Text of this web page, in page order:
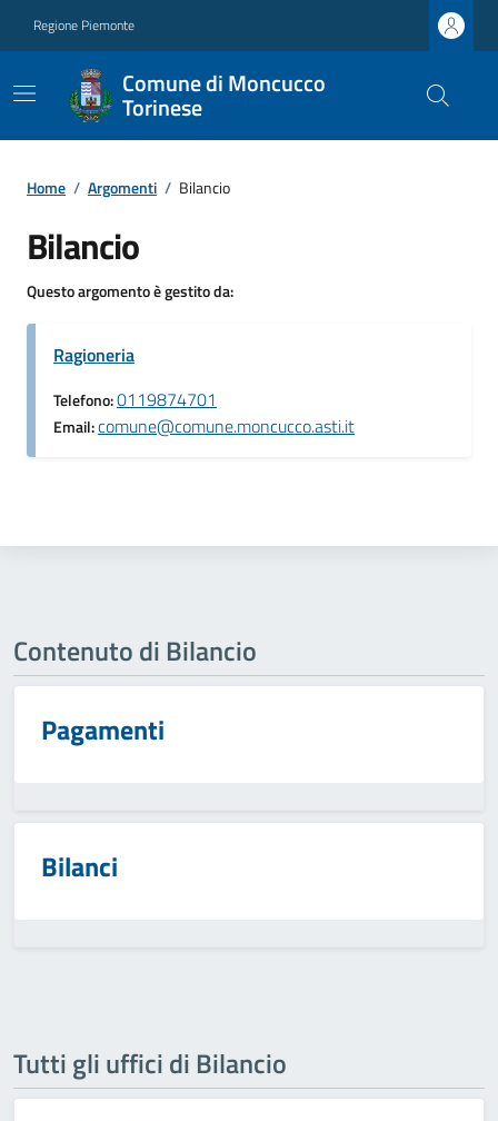
Regione Piemonte
Comune di Moncucco
Torinese
Home / Argomenti / Bilancio
Bilancio
Questo argomento è gestito da:
Ragioneria
Telefono:0119874701
Email:comune@comune.moncucco.asti.it
Contenuto di Bilancio
Pagamenti
Bilanci
Tutti gli uffici di Bilancio